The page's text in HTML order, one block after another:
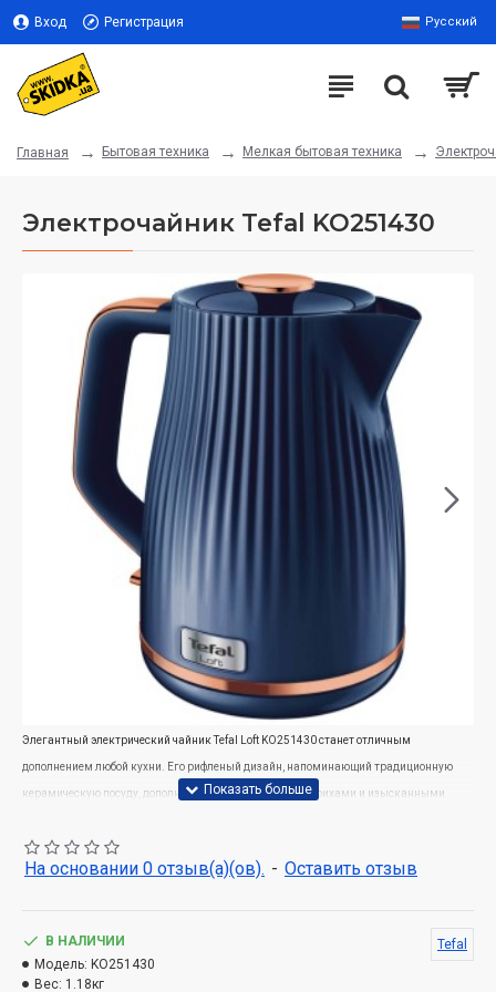
Вход Регистрация Русский
Главная Бытовая техника Мелкая бытовая техника
Электрочайник Tefal KO251430
Элегантный электрический чайник Tefal Loft KO251430 станет отличным
дополнением любой кухни. Его рифленый дизайн, напоминающий традиционную
керамическую посуду, дополненную современными штрихами и изысканными
Идеальное приложение к вашей кухне
На основании 0 отзыв(а)(ов). - Оставить отзыв
В НАЛИЧИИ
Модель: KO251430
Вес: 1.18кг
Tefal